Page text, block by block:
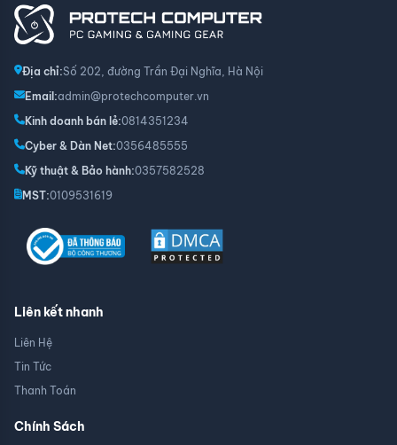
Địa chỉ:Số 202, đường Trần Đại Nghĩa, Hà Nội
Email:admin@protechcomputer.vn
Kinh doanh bán lẻ:0814351234
Cyber & Dàn Net:0356485555
Kỹ thuật & Bảo hành:0357582528
MST:0109531619
Liên kết nhanh
Liên Hệ
Tin Tức
Thanh Toán
Chính Sách